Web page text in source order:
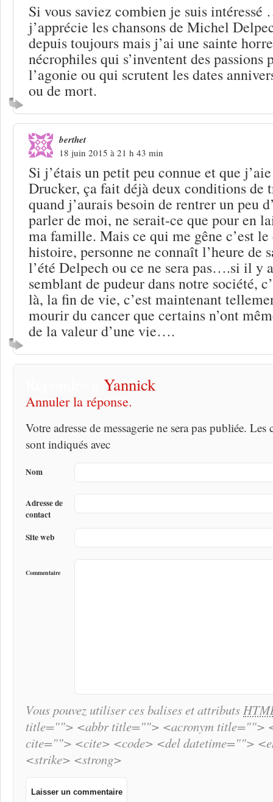
Si vous saviez combien je suis
j’apprécie les chansons de Michel
depuis toujours mais j’ai une sainte
nécrophiles qui s’inventent des passions
l’agonie ou qui scrutent les dates
ou de mort.
berthet
18 juin 2015 à 21 h 43 min
Si j’étais un petit peu connue et que
Drucker, ça fait déjà deux conditions de
quand j’aurais besoin de rentrer un peu
parler de moi, ne serait-ce que pour en
ma famille. Mais ce qui me gêne c’est
histoire, personne ne connaît l’heure de
l’été Delpech ou ce ne sera pas….si il y
semblant de pudeur dans notre société,
là, la fin de vie, c’est maintenant
mourir du cancer que certains n’ont
de la valeur d’une vie….
Yannick
Annuler la réponse.
Votre adresse de messagerie ne sera pas publiée.
sont indiqués avec
Nom
Adresse de
contact
Site web
Commentaire
Vous pouvez utiliser ces balises et attributs
title=""> <abbr title=""> <acronym title="">
cite=""> <cite> <code> <del datetime="">
<strike> <strong>